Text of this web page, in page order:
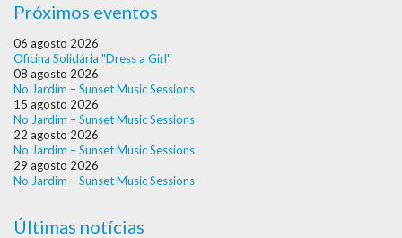
Próximos eventos
06 agosto 2026
Oficina Solidária "Dress a Girl"
08 agosto 2026
No Jardim – Sunset Music Sessions
15 agosto 2026
No Jardim – Sunset Music Sessions
22 agosto 2026
No Jardim – Sunset Music Sessions
29 agosto 2026
No Jardim – Sunset Music Sessions
Últimas notícias